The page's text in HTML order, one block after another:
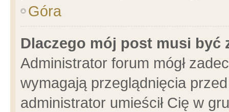
Góra
Dlaczego mój post musi być
Administrator forum mógł
wymagają przeglądnięcia
administrator umieścił Cię w